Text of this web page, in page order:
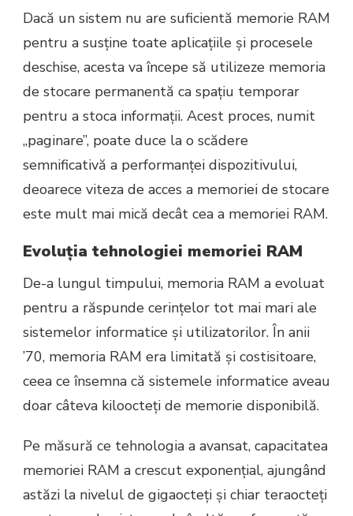
Dacă un sistem nu are suficientă memorie RAM
pentru a susține toate aplicațiile și procesele
deschise, acesta va începe să utilizeze memoria
de stocare permanentă ca spațiu temporar
pentru a stoca informații. Acest proces, numit
„paginare”, poate duce la o scădere
semnificativă a performanței dispozitivului,
deoarece viteza de acces a memoriei de stocare
este mult mai mică decât cea a memoriei RAM.
Evoluția tehnologiei memoriei RAM
De-a lungul timpului, memoria RAM a evoluat
pentru a răspunde cerințelor tot mai mari ale
sistemelor informatice și utilizatorilor. În anii
’70, memoria RAM era limitată și costisitoare,
ceea ce însemna că sistemele informatice aveau
doar câteva kiloocteți de memorie disponibilă.
Pe măsură ce tehnologia a avansat, capacitatea
memoriei RAM a crescut exponențial, ajungând
astăzi la nivelul de gigaocteți și chiar teraocteți